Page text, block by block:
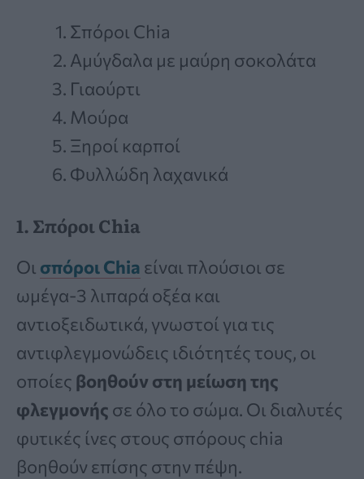
Σπόροι Chia
Αμύγδαλα με μαύρη σοκολάτα
Γιαούρτι
Μούρα
Ξηροί καρποί
Φυλλώδη λαχανικά
1. Σπόροι Chia
Οι σπόροι Chia είναι πλούσιοι σε
ωμέγα-3 λιπαρά οξέα και
αντιοξειδωτικά, γνωστοί για τις
αντιφλεγμονώδεις ιδιότητές τους, οι
οποίες βοηθούν στη μείωση της
φλεγμονής σε όλο το σώμα. Οι διαλυτές
φυτικές ίνες στους σπόρους chia
βοηθούν επίσης στην πέψη.